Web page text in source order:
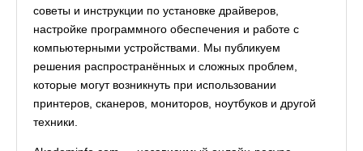
советы и инструкции по установке драйверов,
настройке программного обеспечения и работе с
компьютерными устройствами. Мы публикуем
решения распространённых и сложных проблем,
которые могут возникнуть при использовании
принтеров, сканеров, мониторов, ноутбуков и другой
техники.